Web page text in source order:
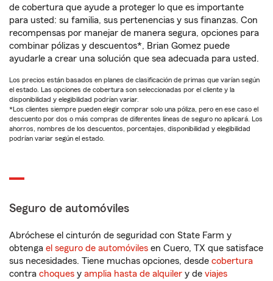
de cobertura que ayude a proteger lo que es importante
para usted: su familia, sus pertenencias y sus finanzas. Con
recompensas por manejar de manera segura, opciones para
combinar pólizas y descuentos*, Brian Gomez puede
ayudarle a crear una solución que sea adecuada para usted.
Los precios están basados en planes de clasificación de primas que varían según
el estado. Las opciones de cobertura son seleccionadas por el cliente y la
disponibilidad y elegibilidad podrían variar.
*Los clientes siempre pueden elegir comprar solo una póliza, pero en ese caso el
descuento por dos o más compras de diferentes líneas de seguro no aplicará. Los
ahorros, nombres de los descuentos, porcentajes, disponibilidad y elegibilidad
podrían variar según el estado.
Seguro de automóviles
Abróchese el cinturón de seguridad con State Farm y
obtenga el seguro de automóviles en Cuero, TX que satisface
sus necesidades. Tiene muchas opciones, desde cobertura
contra choques y amplia hasta de alquiler y de viajes